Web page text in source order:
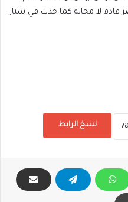
قادم لا محالة كما حدث في سنار
نسخ الرابط